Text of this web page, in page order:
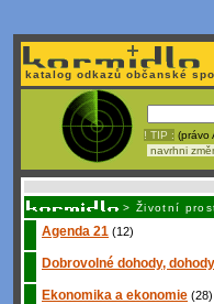
katalog odkazů občanské
! TIP : (právo
navrhni
> Životní
Agenda 21 (12)
Dobrovolné dohody,
Ekonomika a ekonomie (28)